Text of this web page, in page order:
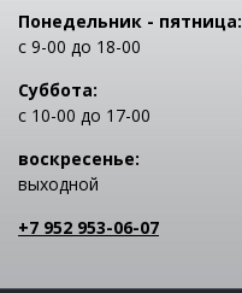
Понедельник - пятница:
с 9-00 до 18-00
Суббота:
с 10-00 до 17-00
воскресенье:
выходной
+7 952 953-06-07